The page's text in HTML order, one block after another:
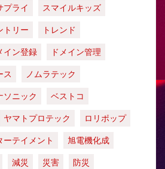
プライ
スマイルキッズ
トリー
トレンド
イン登録
ドメイン管理
ス
ノムラテック
ソニック
ベストコ
ヤマトプロテック
ロリポップ
テイメント
旭電機化成
減災 災害
防災